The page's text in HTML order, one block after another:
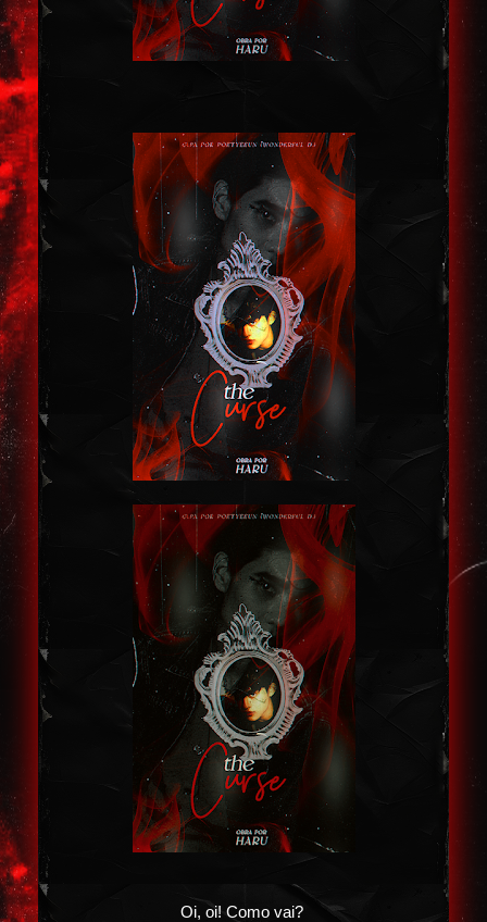
Oi, oi! Como vai?